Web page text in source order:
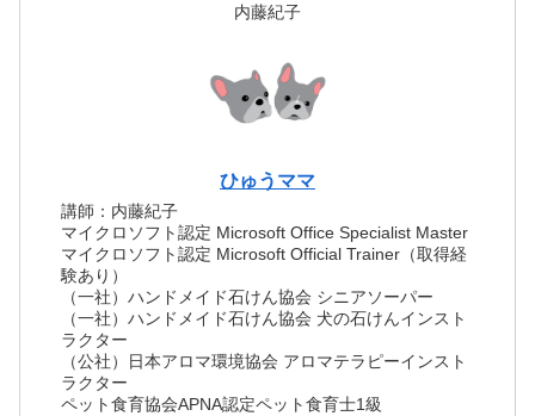
内藤紀子
ひゅうママ
講師：内藤紀子
マイクロソフト認定 Microsoft Office Specialist Master
マイクロソフト認定 Microsoft Official Trainer（取得経
験あり）
（一社）ハンドメイド石けん協会 シニアソーパー
（一社）ハンドメイド石けん協会 犬の石けんインスト
ラクター
（公社）日本アロマ環境協会 アロマテラピーインスト
ラクター
ペット食育協会APNA認定ペット食育士1級